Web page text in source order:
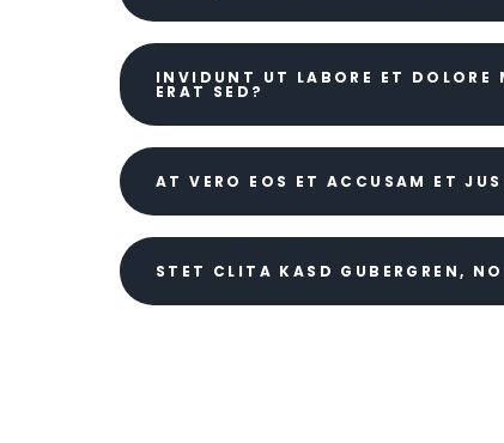
INVIDUNT UT LABORE ET DOLORE
ERAT SED?
AT VERO EOS ET ACCUSAM ET
STET CLITA KASD GUBERGREN,